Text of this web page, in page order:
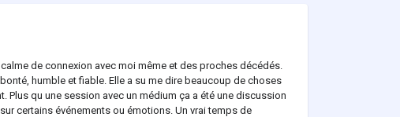
de connexion avec moi même et des proches décédés.
humble et fiable. Elle a su me dire beaucoup de choses
Plus qu une session avec un médium ça a été une discussion
certains événements ou émotions. Un vrai temps de